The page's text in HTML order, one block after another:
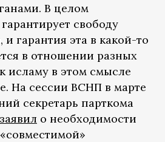
В целом
свободу
гарантия эта в какой-то
в отношении разных
исламу в этом смысле
На сессии ВСНП в марте
секретарь парткома
заявил о необходимости